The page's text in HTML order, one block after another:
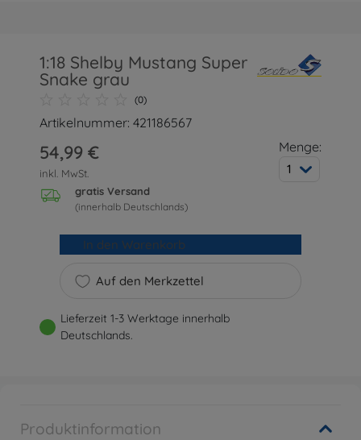
1:18 Shelby Mustang Super
Snake grau
(0)
Artikelnummer: 421186567
54,99 €
inkl. MwSt.
gratis Versand
(innerhalb Deutschlands)
Menge:
1
Auf den Merkzettel
In den Warenkorb
Lieferzeit 1-3 Werktage innerhalb
Deutschlands.
Produktinformation